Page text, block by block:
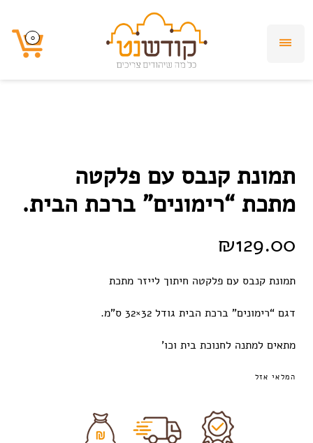
0
תמונת קנבס עם פלקטה
מתכת “רימונים” ברכת הבית.
₪129.00
תמונת קנבס עם פלקטה חיתוך לייזר מתכת
דגם “רימונים” ברכת הבית גודל 32×32 ס”מ.
מתאים למתנה לחנוכת בית וכו’
המלאי אזל
0